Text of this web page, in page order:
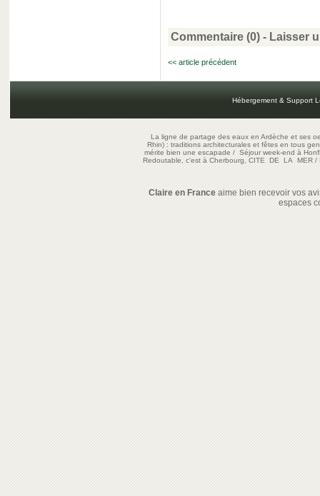
Commentaire (0) - Laisser
<< article précédent
Hébergement & Support
La ligne de partage des eaux en Ardèche et ses
Rhin) : traditions architecturales et fêtes en tous
mérite bien une escapade/Séjour week-end à
Redoutable, c'est à Cherbourg, CITE DE LA MER/
Claire en Franceaime bien recevoir vos
espaces